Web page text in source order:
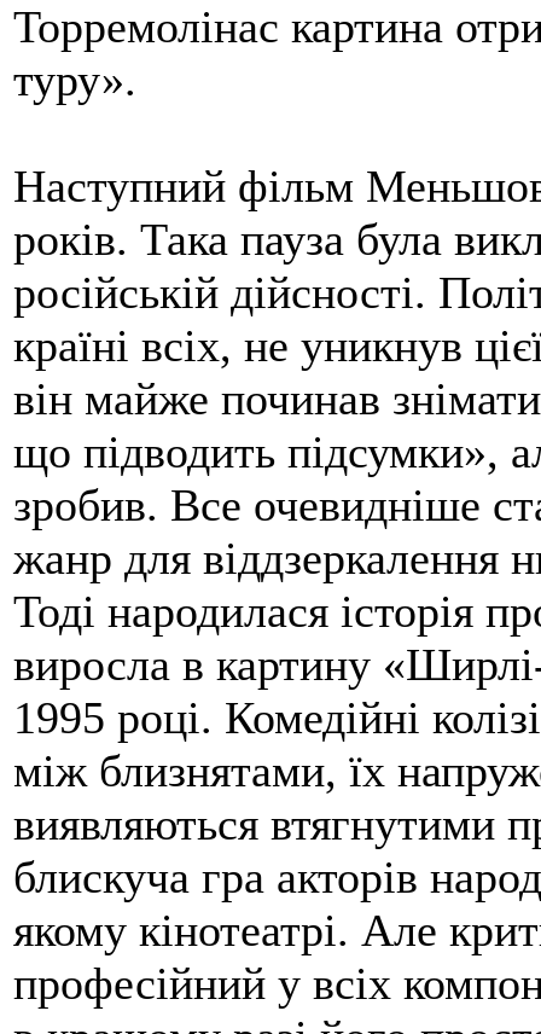
Торремолінас картина
туру».
Наступний фільм
років. Така пауза була
російській дійсності.
країні всіх, не уникнув
він майже починав
що підводить підсумки»,
зробив. Все очевидніше
жанр для віддзеркалення
Тоді народилася історія
виросла в картину
1995 році. Комедійні
між близнятами, їх
виявляються втягнутими
блискуча гра акторів
якому кінотеатрі. Але
професійний у всіх